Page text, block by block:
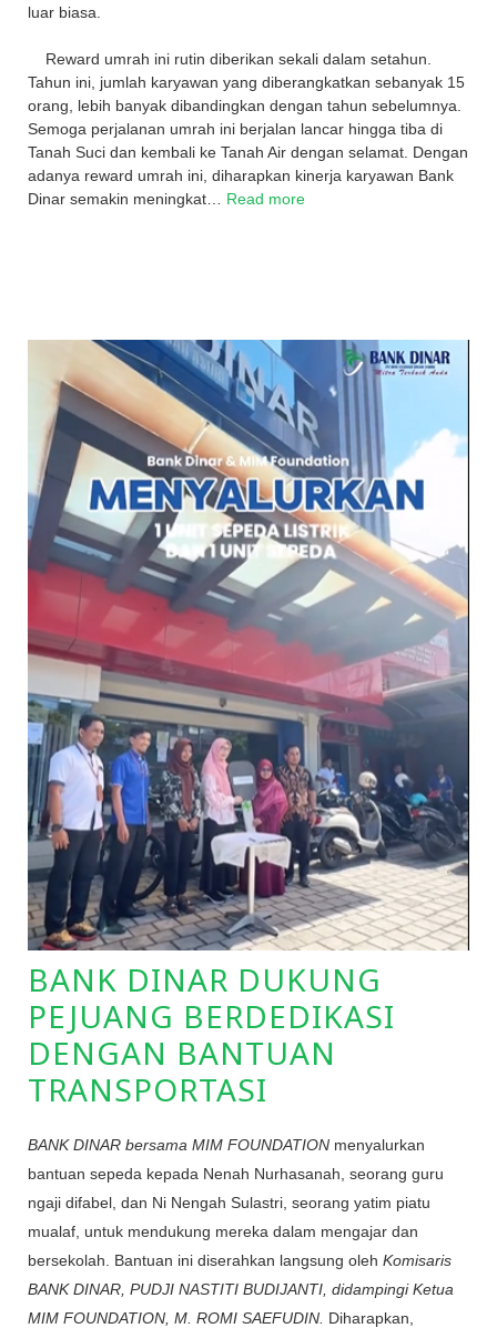
luar biasa.
Reward umrah ini rutin diberikan sekali dalam setahun.
Tahun ini, jumlah karyawan yang diberangkatkan sebanyak 15
orang, lebih banyak dibandingkan dengan tahun sebelumnya.
Semoga perjalanan umrah ini berjalan lancar hingga tiba di
Tanah Suci dan kembali ke Tanah Air dengan selamat. Dengan
adanya reward umrah ini, diharapkan kinerja karyawan Bank
Dinar semakin meningkat… Read more
BANK DINAR DUKUNG
PEJUANG BERDEDIKASI
DENGAN BANTUAN
TRANSPORTASI
BANK DINAR bersama MIM FOUNDATION menyalurkan
bantuan sepeda kepada Nenah Nurhasanah, seorang guru
ngaji difabel, dan Ni Nengah Sulastri, seorang yatim piatu
mualaf, untuk mendukung mereka dalam mengajar dan
bersekolah. Bantuan ini diserahkan langsung oleh Komisaris
BANK DINAR, PUDJI NASTITI BUDIJANTI, didampingi Ketua
MIM FOUNDATION, M. ROMI SAEFUDIN. Diharapkan,